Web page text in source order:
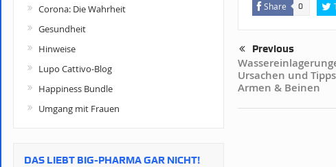
Share 0
Previous
Ursachen und
Armen & Beinen
Corona: Die Wahrheit
Gesundheit
Hinweise
Lupo Cattivo-Blog
Happiness Bundle
Umgang mit Frauen
DAS LIEBT BIG-PHARMA GAR NICHT!